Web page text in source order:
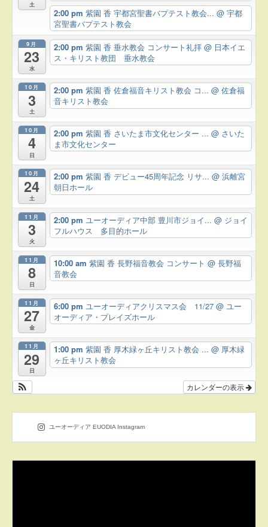
土
2:00 pm 紫園 香 宇都宮聖書バプテスト教会... @ 宇都
宮聖書バプテスト教会
9月
23
水
2:00 pm 紫園 香 垂水教会 コンサート礼拝 @ 日本イエ
ス・キリスト教団 垂水教会
10月
3
土
2:00 pm 紫園 香 佐倉福音キリスト教会 コ... @ 佐倉福
音キリスト教会
10月
4
日
2:00 pm 紫園 香 さいたま市文化センター ... @ さいた
ま市文化センター
10月
24
土
2:00 pm 紫園 香 デビュー45周年記念 リサ... @ 浜離宮
朝日ホール
11月
3
火
2:00 pm ユーオーディア中部 豊川市ジョイ... @ ジョイ
フルハウス 多目的ホール
11月
8
日
10:00 am 紫園 香 長野福音教会 コンサート @ 長野福
音教会
11月
27
金
6:00 pm ユーオーディアクリスマス会 11/27 @ ユー
オーディア・プレイズホール
11月
29
日
1:00 pm 紫園 香 厚木緑ヶ丘キリスト教会 ... @ 厚木緑
ヶ丘キリスト教会
カレンダーの表示
ユーオーディア EUODIA Instagram